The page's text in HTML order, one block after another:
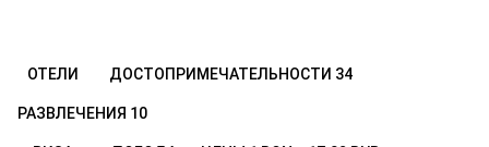
ОТЕЛИ ДОСТОПРИМЕЧАТЕЛЬНОСТИ 34
РАЗВЛЕЧЕНИЯ 10